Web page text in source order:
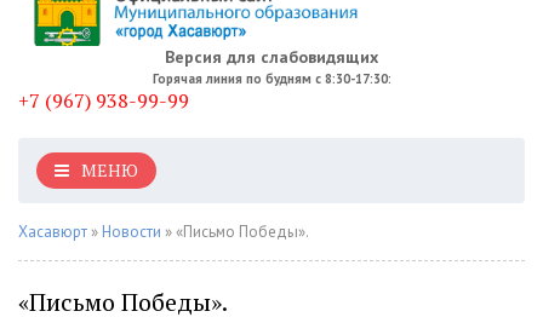
Версия для слабовидящих
Горячая линия по будням с 8:30-17:30:
+7 (967) 938-99-99
МЕНЮ
Хасавюрт » Новости » «Письмо Победы».
«Письмо Победы».